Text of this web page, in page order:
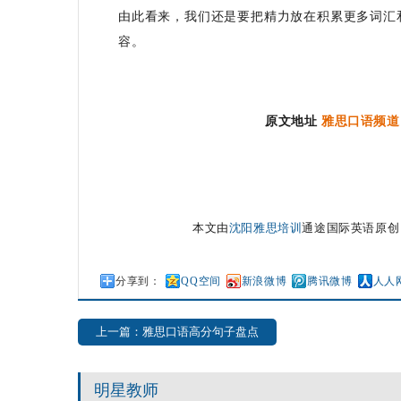
由此看来，我们还是要把精力放在积累更多词
容。
原文地址 雅思口语频道
本文由沈阳雅思培训通途国际英语原
分享到： QQ空间 新浪微博 腾讯微博 人人
上一篇：雅思口语高分句子盘点
明星教师